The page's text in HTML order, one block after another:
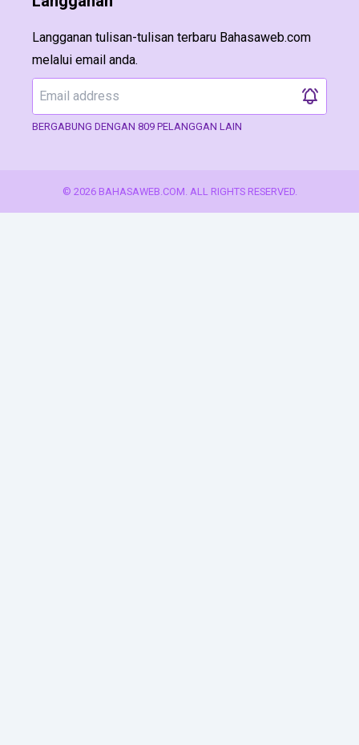
Langganan tulisan-tulisan terbaru Bahasaweb.com
melalui email anda.
BERGABUNG DENGAN 809 PELANGGAN LAIN
© 2026 BAHASAWEB.COM. ALL RIGHTS RESERVED.